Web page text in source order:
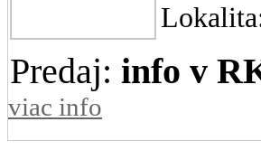
Predaj: info v
viac info